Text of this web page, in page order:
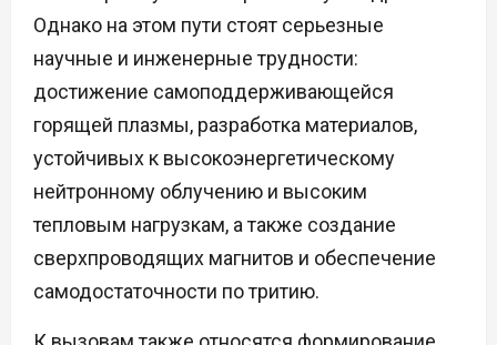
Однако на этом пути стоят серьезные
научные и инженерные трудности:
достижение самоподдерживающейся
горящей плазмы, разработка материалов,
устойчивых к высокоэнергетическому
нейтронному облучению и высоким
тепловым нагрузкам, а также создание
сверхпроводящих магнитов и обеспечение
самодостаточности по тритию.